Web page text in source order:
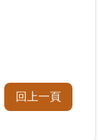
回上一頁